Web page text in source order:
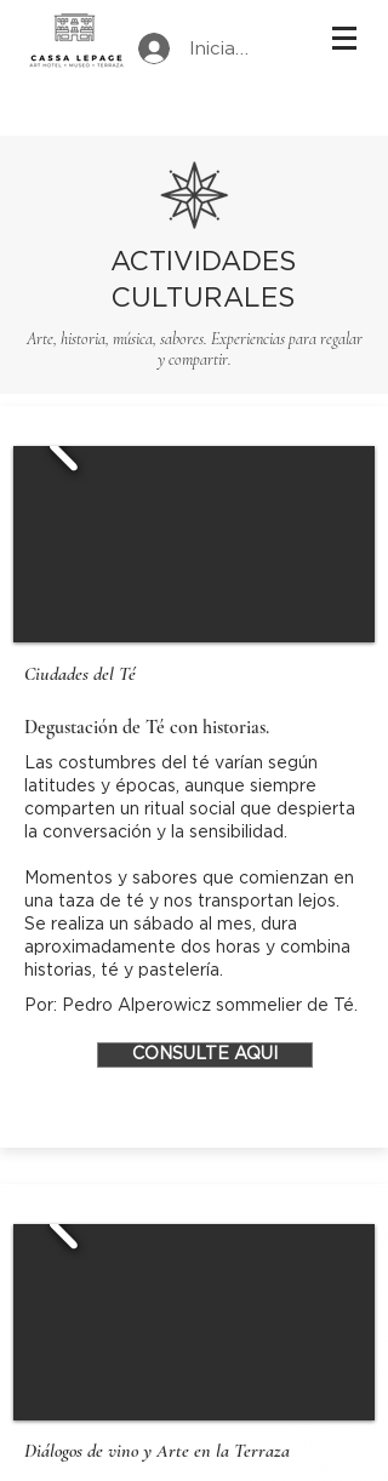
Iniciar sesión
ACTIVIDADES
CULTURALES
Arte, historia, música, sabores. Experiencias para regalar
y compartir.
Ciudades del Té
Degustación de Té con historias.
Las costumbres del té varían según
latitudes y épocas, aunque siempre
comparten un ritual social que despierta
la conversación y la sensibilidad.
Momentos y sabores que comienzan en
una taza de té y nos transportan lejos.
Se realiza un sábado al mes, dura
aproximadamente dos horas y combina
historias, té y pastelería.
Por: Pedro Alperowicz sommelier de Té.
CONSULTE AQUI
Diálogos de vino y Arte en la Terraza